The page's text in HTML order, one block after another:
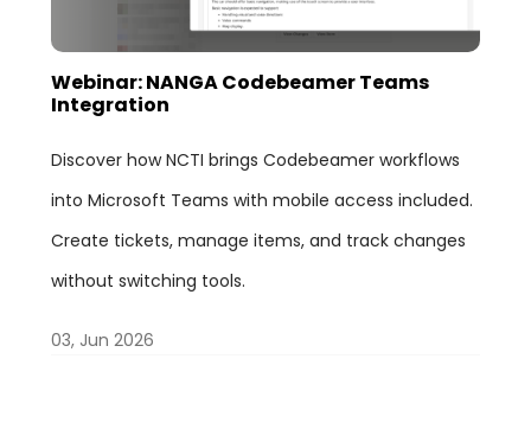
Webinar: NANGA Codebeamer Teams
Integration
03, Jun 2026
Discover how NCTI brings Codebeamer workflows
into Microsoft Teams with mobile access included.
Create tickets, manage items, and track changes
without switching tools.